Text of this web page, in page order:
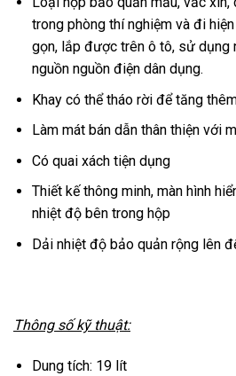
trong phòng thí nghiệm và đi
gọn, lắp được trên ô tô, sử dụng
nguồn nguồn điện dân dụng.
Khay có thể tháo rời để tăng
Làm mát bán dẫn thân thiện với
Có quai xách tiện dụng
Thiết kế thông minh, màn hình
nhiệt độ bên trong hộp
Dải nhiệt độ bảo quản rộng lên
Thông số kỹ thuật:
Dung tích: 19 lít